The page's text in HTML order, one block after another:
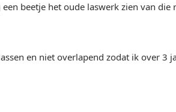
beetje het oude laswerk zien van die
en niet overlapend zodat ik over 3